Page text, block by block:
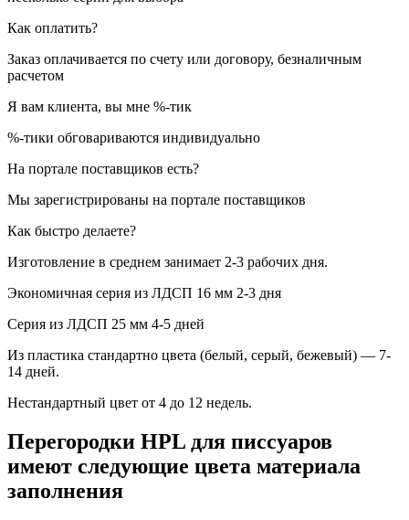
Как оплатить?
Заказ оплачивается по счету или договору, безналичным
расчетом
Я вам клиента, вы мне %-тик
%-тики обговариваются индивидуально
На портале поставщиков есть?
Мы зарегистрированы на портале поставщиков
Как быстро делаете?
Изготовление в среднем занимает 2-3 рабочих дня.
Экономичная серия из ЛДСП 16 мм 2-3 дня
Серия из ЛДСП 25 мм 4-5 дней
Из пластика стандартно цвета (белый, серый, бежевый) — 7-
14 дней.
Нестандартный цвет от 4 до 12 недель.
Перегородки HPL для писсуаров
имеют следующие цвета материала
заполнения